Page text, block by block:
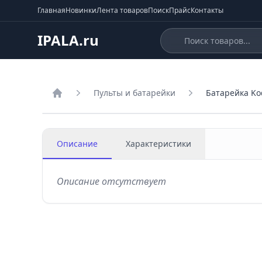
ГлавнаяНовинкиЛента товаровПоискПрайсКонтакты
IPALA.ru
Пульты и батарейки Батарейка
Описание Характеристики
Описание отсутствует